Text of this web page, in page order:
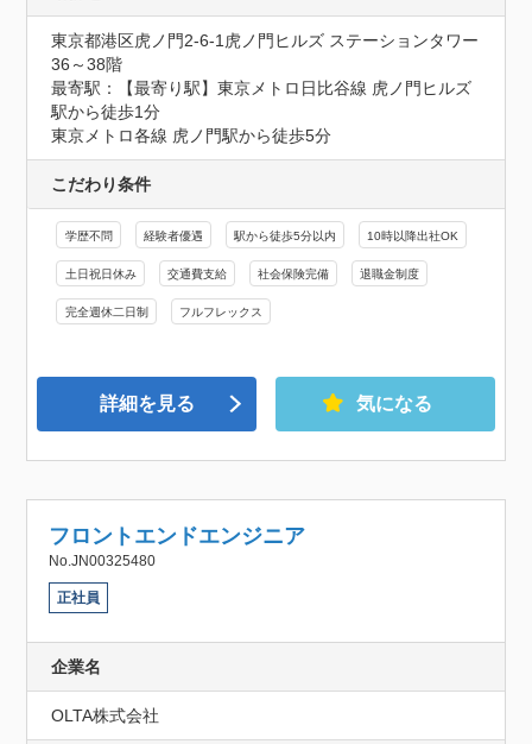
東京都港区虎ノ門2-6-1虎ノ門ヒルズ ステーションタワー
36～38階
最寄駅：【最寄り駅】東京メトロ日比谷線 虎ノ門ヒルズ
駅から徒歩1分
東京メトロ各線 虎ノ門駅から徒歩5分
こだわり条件
学歴不問 経験者優遇 駅から徒歩5分以内 10時以降出社OK
土日祝日休み 交通費支給 社会保険完備 退職金制度
完全週休二日制 フルフレックス
詳細を見る 気になる
フロントエンドエンジニア
No.JN00325480
正社員
企業名
OLTA株式会社